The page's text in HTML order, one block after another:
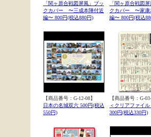
「関ヶ原合戦図屏風」ブッ
クカバー 〜三成本陣付近
編〜 800円(税込880円)
「関ヶ原合戦図
クカバー 〜家康
編〜 800円(税込
【商品番号：G-12-08】
日本の名城双六 500円(税込
550円)
【商品番号：G-
＜クリアファイ
300円(税込330円)